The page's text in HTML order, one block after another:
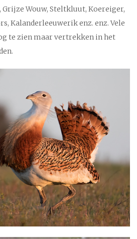
Grijze Wouw, Steltkluut, Koereiger,
Kalanderleeuwerik enz. enz. Vele
te zien maar vertrekken in het